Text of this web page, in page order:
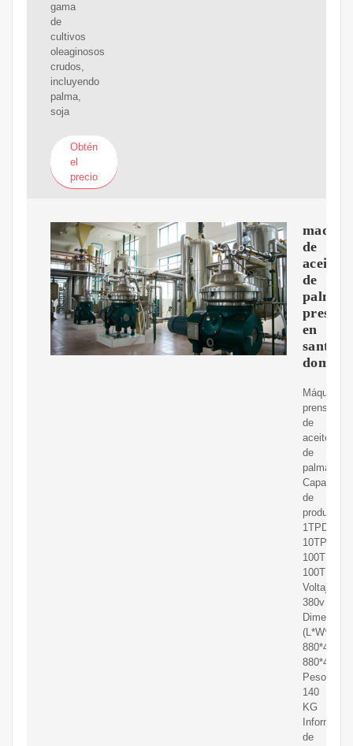
gama
de
cultivos
oleaginosos
crudos,
incluyendo
palma,
soja
Obtén
el
precio
de
aceite
de
palma
presco
en
santo
Máquina
prensadora
de
aceite
de
palma
Capacidad
de
1TPD,
10TPD,
100TPD,
100TPD
Voltaje:
380v
Dimensión
(L*W*H):
Peso:
140
KG
Informe
de